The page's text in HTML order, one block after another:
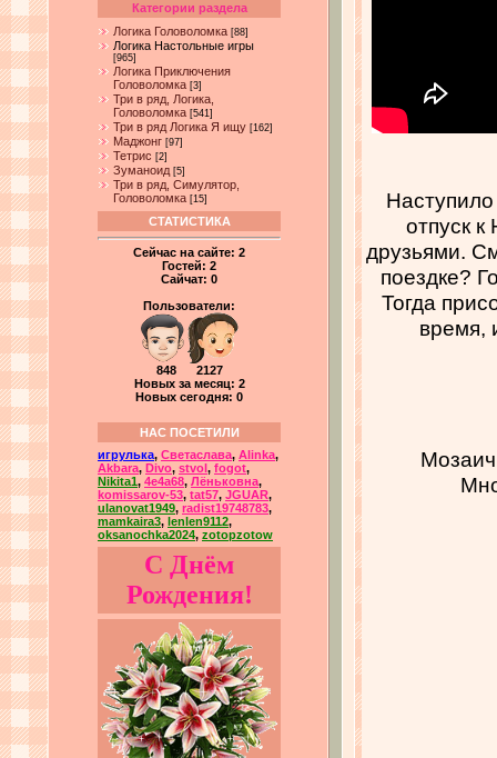
Категории раздела
Логика Головоломка [88]
Логика Настольные игры
[965]
Логика Приключения
Головоломка [3]
Три в ряд, Логика,
Головоломка [541]
Три в ряд Логика Я ищу [162]
Маджонг [97]
Тетрис [2]
Зуманоид [5]
Три в ряд, Симулятор,
Головоломка [15]
СТАТИСТИКА
Сейчас на сайте: 2
Гостей: 2
Сайчат: 0
Пользователи:
848 2127
Новых за месяц: 2
Новых сегодня: 0
НАС ПОСЕТИЛИ
игрулька, Светаслава, Alinka,
Akbara, Divo, stvol , fogot,
Nikita1, 4e4a68, Лёньковна,
komissarov-53, tat57, JGUAR,
ulanovat1949, radist19748783,
mamkaira3, lenlen9112,
oksanochka2024, zotopzotow
С Днём
Рождения!
отпуск
друзьями.
поездке?
Тогда
время,